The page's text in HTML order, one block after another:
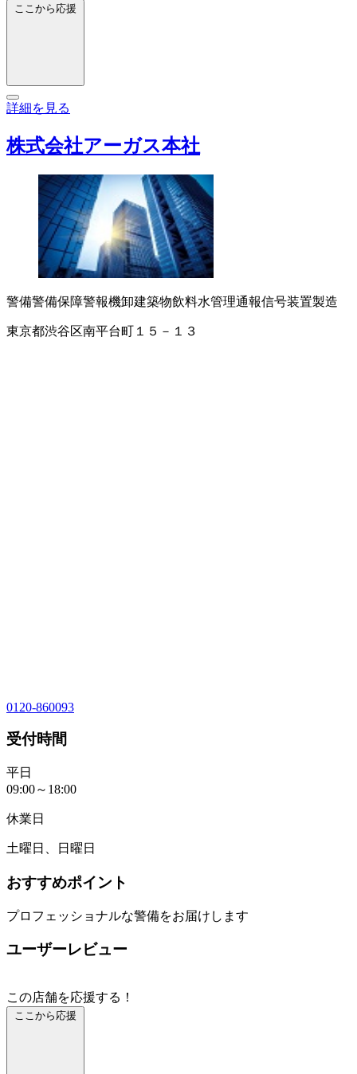
ここから応援
詳細を見る
株式会社アーガス本社
警備警備保障警報機卸建築物飲料水管理通報信号装置製造
東京都渋谷区南平台町１５－１３
0120-860093
受付時間
平日
09:00～18:00
休業日
土曜日、日曜日
おすすめポイント
プロフェッショナルな警備をお届けします
ユーザーレビュー
この店舗を応援する！
ここから応援